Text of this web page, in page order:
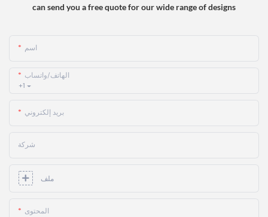
can send you a free quote for our wide range of designs
اسم
+1
الهاتف/واتساب
بريد إلكتروني
شركة
ملف
المحتوى